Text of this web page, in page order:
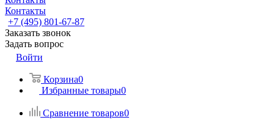
Контакты
+7 (495) 801-67-87
Заказать звонок
Задать вопрос
Войти
Корзина0
Избранные товары0
Сравнение товаров0